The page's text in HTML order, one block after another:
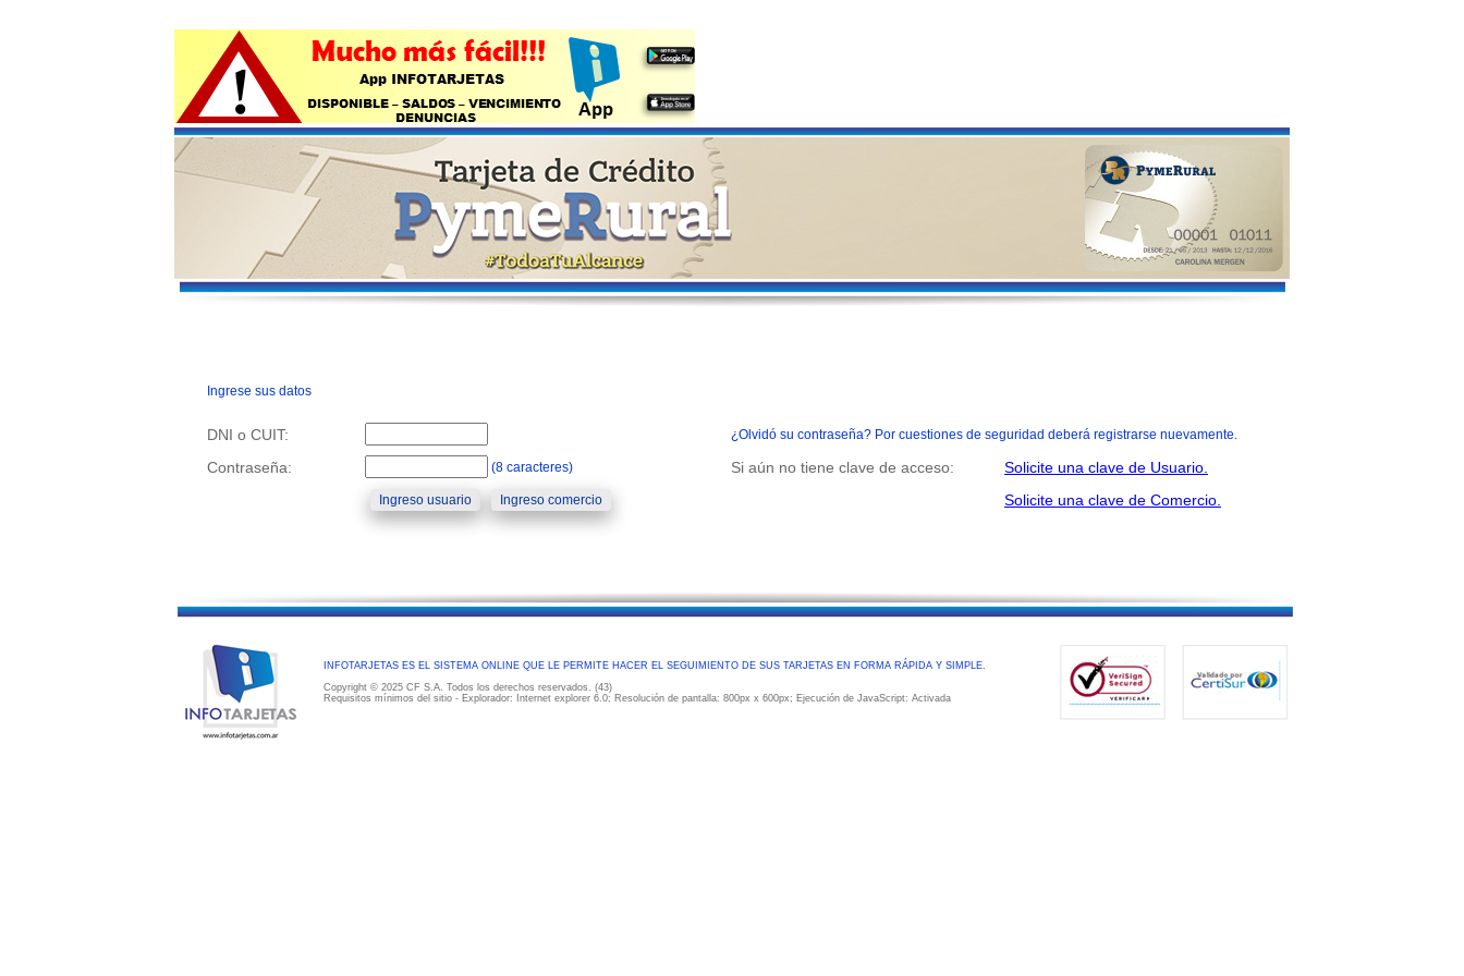
Ingrese sus datos
DNI o CUIT: ¿Olvidó su contraseña? Por cuestiones de seguridad deberá registrarse nuevamente.
Contraseña: (8 caracteres) Si aún no tiene clave de acceso:
Solicite una clave de Usuario.
Solicite una clave de Comercio.
INFOTARJETAS ES EL SISTEMA ONLINE QUE LE PERMITE HACER EL SEGUIMIENTO DE SUS TARJETAS EN FORMA RÁPIDA Y SIMPLE.
Copyright © 2025 CF S.A. Todos los derechos reservados. (43)
Requisitos mínimos del sitio - Explorador: Internet explorer 6.0; Resolución de pantalla: 800px x 600px; Ejecución de JavaScript: Activada